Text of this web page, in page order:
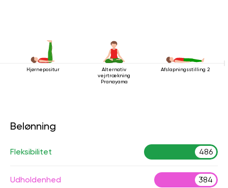
Hjørnepositur
Alternativ
vejrtrækning
Pranayama
Afslapningsstilling 2
Belønning
Fleksibilitet 486
Udholdenhed 384